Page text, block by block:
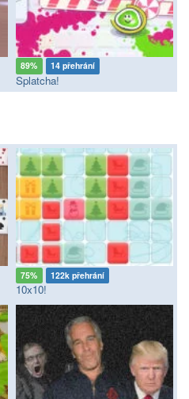
89% 14 přehrání
Splatcha!
75% 122k přehrání
10x10!